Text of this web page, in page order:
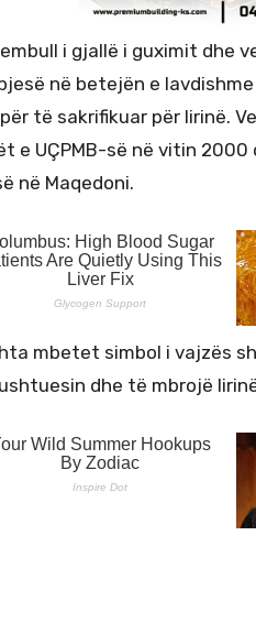
i gjallë i guximit dhe
në betejën e
të sakrifikuar për lirinë.
e UÇPMB-së në vitin
në Maqedoni.
mbetet simbol i vajzës
dhe të mbrojë